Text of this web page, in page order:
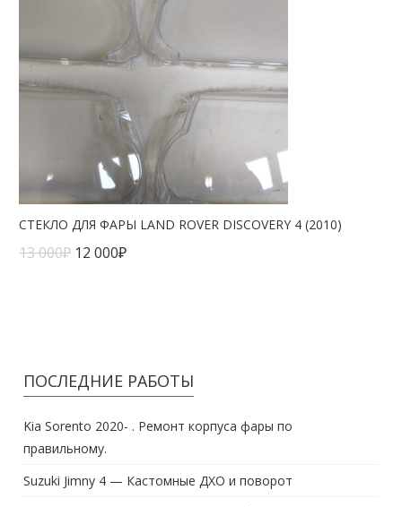
СТЕКЛО ДЛЯ ФАРЫ LAND ROVER DISCOVERY 4 (2010)
13 000₽ 12 000₽
ПОСЛЕДНИЕ РАБОТЫ
Kia Sorento 2020- . Ремонт корпуса фары по
правильному.
Suzuki Jimny 4 — Кастомные ДХО и поворот